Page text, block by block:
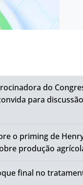
do
para discussão
o priming de
produção
final no